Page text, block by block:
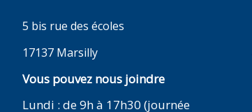
5 bis rue des écoles
17137 Marsilly
Vous pouvez nous joindre
Lundi : de 9h à 17h30 (journée